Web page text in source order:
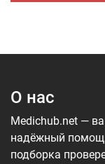
О нас
Medichub.net —
надёжный
подборка